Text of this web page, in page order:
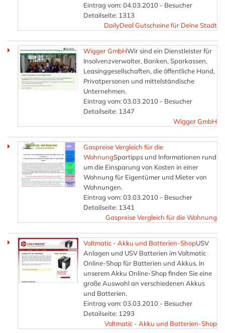
Eintrag vom: 04.03.2010 - Besucher
Detailseite: 1313
DailyDeal Gutscheine für Deine Stadt
Wigger GmbHWir sind ein Dienstleister für
Insolvenzverwalter, Banken, Sparkassen,
Leasinggesellschaften, die öffentliche Hand,
Privatpersonen und mittelständische
Unternehmen.
Eintrag vom: 03.03.2010 - Besucher
Detailseite: 1347
Wigger GmbH
Gaspreise Vergleich für die
WohnungSpartipps und Informationen rund
um die Einsparung von Kosten in einer
Wohnung für Eigentümer und Mieter von
Wohnungen.
Eintrag vom: 03.03.2010 - Besucher
Detailseite: 1341
Gaspreise Vergleich für die Wohnung
Voltmatic - Akku und Batterien-ShopUSV
Anlagen und USV Batterien im Voltmatic
Online-Shop für Batterien und Akkus. In
unserem Akku Online-Shop finden Sie eine
große Auswahl an verschiedenen Akkus
und Batterien.
Eintrag vom: 03.03.2010 - Besucher
Detailseite: 1293
Voltmatic - Akku und Batterien-Shop